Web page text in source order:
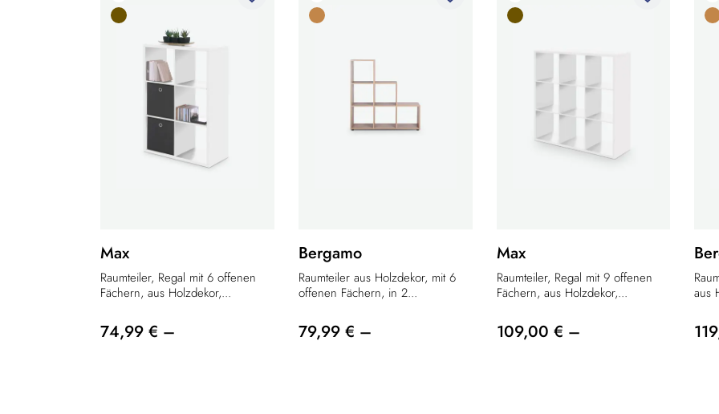
Max
Raumteiler, Regal mit 6 offenen
Fächern, aus Holzdekor,...
74,99 € –
Bergamo
Raumteiler aus Holzdekor, mit 6
offenen Fächern, in 2...
79,99 € –
Max
Raumteiler, Regal mit 9 offenen
Fächern, aus Holzdekor,...
109,00 € –
aus